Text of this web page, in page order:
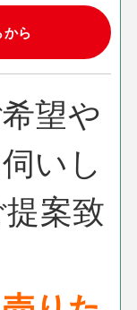
ら
望や
いし
提案致